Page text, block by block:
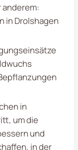
in Drolshagen
in
um die
und
in der